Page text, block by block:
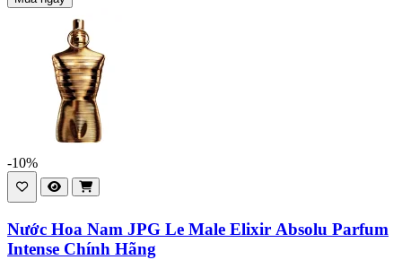
-10%
Nước Hoa Nam JPG Le Male Elixir Absolu Parfum
Intense Chính Hãng